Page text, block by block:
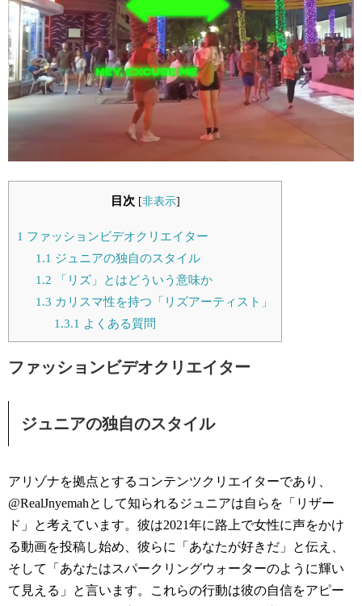
目次 [非表示]
1 ファッションビデオクリエイター
1.1 ジュニアの独自のスタイル
1.2 「リズ」とはどういう意味か
1.3 カリスマ性を持つ「リズアーティスト」
1.3.1 よくある質問
ファッションビデオクリエイター
ジュニアの独自のスタイル
アリゾナを拠点とするコンテンツクリエイターであり、
@RealJnyemahとして知られるジュニアは自らを「リザー
ド」と考えています。彼は2021年に路上で女性に声をかけ
る動画を投稿し始め、彼らに「あなたが好きだ」と伝え、
そして「あなたはスパークリングウォーターのように輝い
て見える」と言います。これらの行動は彼の自信をアピー